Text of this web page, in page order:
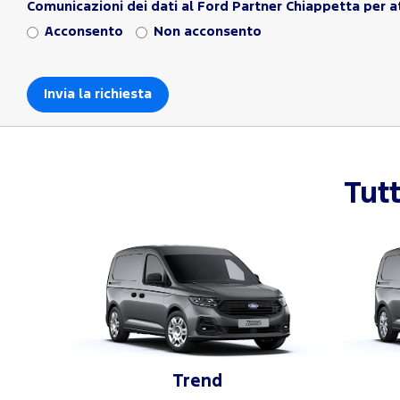
Comunicazioni dei dati al Ford Partner Chiappetta per
Acconsento Non acconsento
Trend